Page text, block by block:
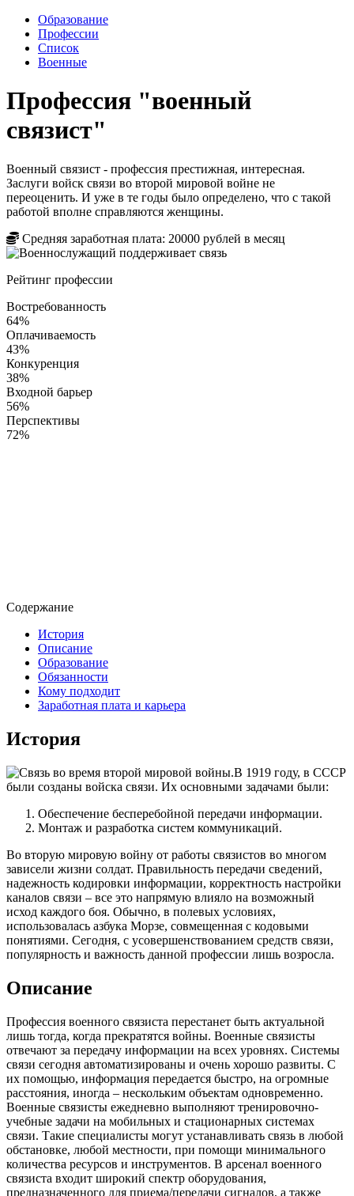
Образование
Профессии
Список
Военные
Профессия "военный
связист"
Военный связист - профессия престижная, интересная.
Заслуги войск связи во второй мировой войне не
переоценить. И уже в те годы было определено, что с такой
работой вполне справляются женщины.
Средняя заработная плата: 20000 рублей в месяц
Рейтинг профессии
Востребованность
64%
Оплачиваемость
43%
Конкуренция
38%
Входной барьер
56%
Перспективы
72%
Содержание
История
Описание
Образование
Обязанности
Кому подходит
Заработная плата и карьера
История
В 1919 году, в СССР
были созданы войска связи. Их основными задачами были:
Обеспечение бесперебойной передачи информации.
Монтаж и разработка систем коммуникаций.
Во вторую мировую войну от работы связистов во многом
зависели жизни солдат. Правильность передачи сведений,
надежность кодировки информации, корректность настройки
каналов связи – все это напрямую влияло на возможный
исход каждого боя. Обычно, в полевых условиях,
использовалась азбука Морзе, совмещенная с кодовыми
понятиями. Сегодня, с усовершенствованием средств связи,
популярность и важность данной профессии лишь возросла.
Описание
Профессия военного связиста перестанет быть актуальной
лишь тогда, когда прекратятся войны. Военные связисты
отвечают за передачу информации на всех уровнях. Системы
связи сегодня автоматизированы и очень хорошо развиты. С
их помощью, информация передается быстро, на огромные
расстояния, иногда – нескольким объектам одновременно.
Военные связисты ежедневно выполняют тренировочно-
учебные задачи на мобильных и стационарных системах
связи. Такие специалисты могут устанавливать связь в любой
обстановке, любой местности, при помощи минимального
количества ресурсов и инструментов. В арсенал военного
связиста входит широкий спектр оборудования,
предназначенного для приема/передачи сигналов, а также